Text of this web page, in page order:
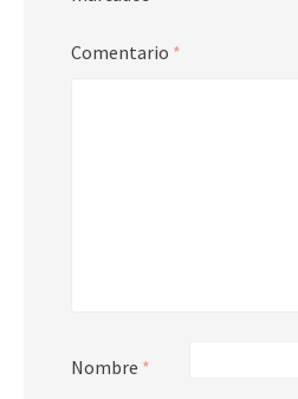
Comentario *
Nombre *